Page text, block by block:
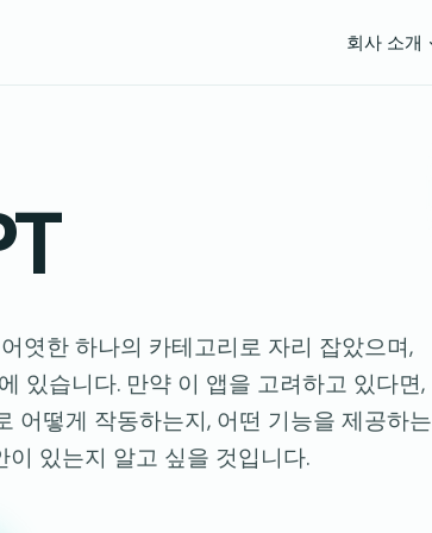
회사 소개
엿한 하나의 카테고리로 자리 잡았으며,
있습니다. 만약 이 앱을 고려하고 있다면,
어떻게 작동하는지, 어떤 기능을 제공하는
있는지 알고 싶을 것입니다.